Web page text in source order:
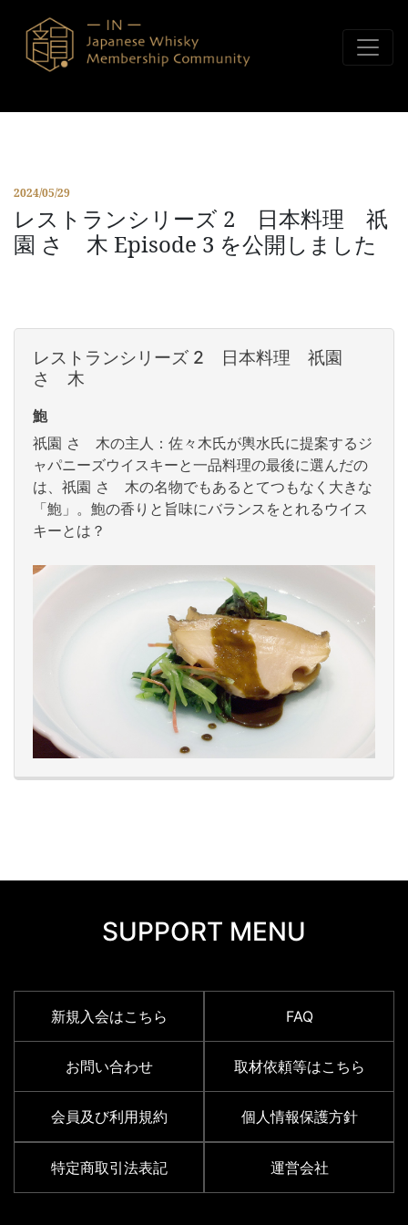
2024/05/29
レストランシリーズ 2 日本料理 祇
園 さゝ木 Episode 3 を公開しました
レストランシリーズ 2 日本料理 祇園
さゝ木
鮑
祇園 さゝ木の主人：佐々木氏が輿水氏に提案するジ
ャパニーズウイスキーと一品料理の最後に選んだの
は、祇園 さゝ木の名物でもあるとてつもなく大きな
「鮑」。鮑の香りと旨味にバランスをとれるウイス
キーとは？
SUPPORT MENU
新規入会はこちら FAQ
お問い合わせ 取材依頼等はこちら
会員及び利用規約 個人情報保護方針
特定商取引法表記 運営会社